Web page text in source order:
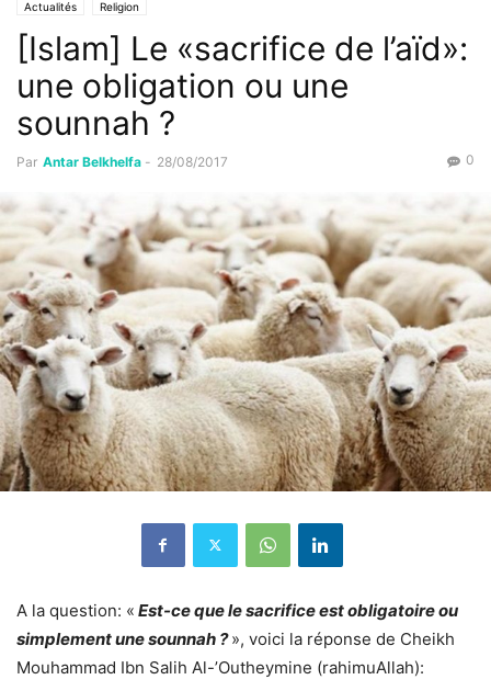
Actualités Religion
[Islam] Le «sacrifice de l’aïd»:
une obligation ou une
sounnah ?
Par Antar Belkhelfa - 28/08/2017 0
A la question: « Est-ce que le sacrifice est obligatoire ou
simplement une sounnah ? », voici la réponse de Cheikh
Mouhammad Ibn Salih Al-’Outheymine (rahimuAllah):